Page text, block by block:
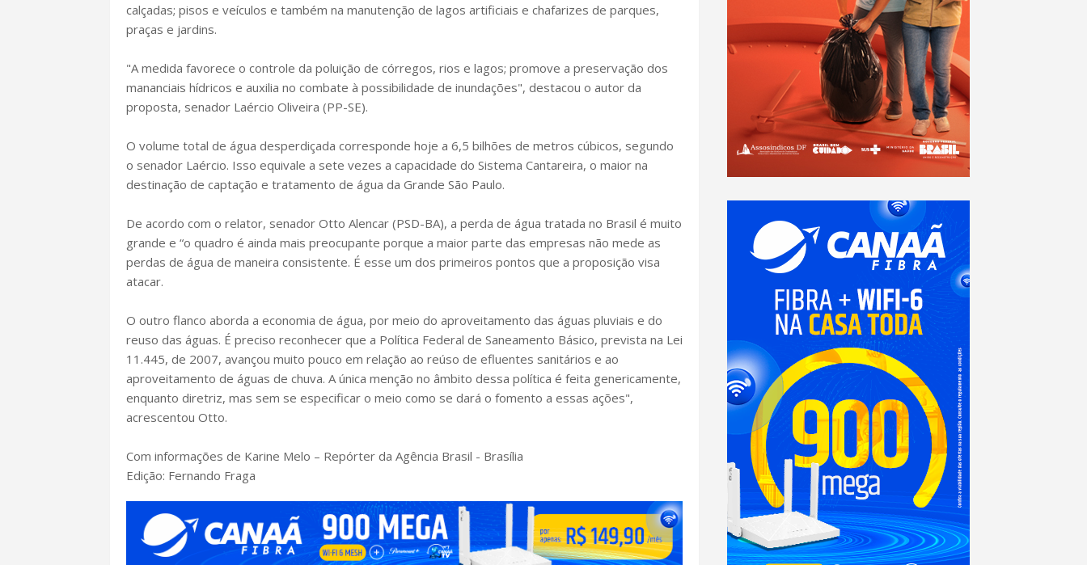
calçadas; pisos e veículos e também na manutenção de lagos artificiais e chafarizes de parques,
praças e jardins.
"A medida favorece o controle da poluição de córregos, rios e lagos; promove a preservação dos
mananciais hídricos e auxilia no combate à possibilidade de inundações", destacou o autor da
proposta, senador Laércio Oliveira (PP-SE).
O volume total de água desperdiçada corresponde hoje a 6,5 bilhões de metros cúbicos, segundo
o senador Laércio. Isso equivale a sete vezes a capacidade do Sistema Cantareira, o maior na
destinação de captação e tratamento de água da Grande São Paulo.
De acordo com o relator, senador Otto Alencar (PSD-BA), a perda de água tratada no Brasil é muito
grande e “o quadro é ainda mais preocupante porque a maior parte das empresas não mede as
perdas de água de maneira consistente. É esse um dos primeiros pontos que a proposição visa
atacar.
O outro flanco aborda a economia de água, por meio do aproveitamento das águas pluviais e do
reuso das águas. É preciso reconhecer que a Política Federal de Saneamento Básico, prevista na Lei
11.445, de 2007, avançou muito pouco em relação ao reúso de efluentes sanitários e ao
aproveitamento de águas de chuva. A única menção no âmbito dessa política é feita genericamente,
enquanto diretriz, mas sem se especificar o meio como se dará o fomento a essas ações",
acrescentou Otto.
Com informações de Karine Melo – Repórter da Agência Brasil - Brasília
Edição: Fernando Fraga